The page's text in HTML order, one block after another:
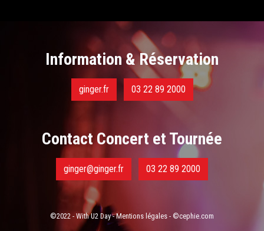
Information & Réservation
ginger.fr 03 22 89 2000
Contact Concert et Tournée
ginger@ginger.fr 03 22 89 2000
©2022 - With U2 Day -Mentions légales - ©cephie.com